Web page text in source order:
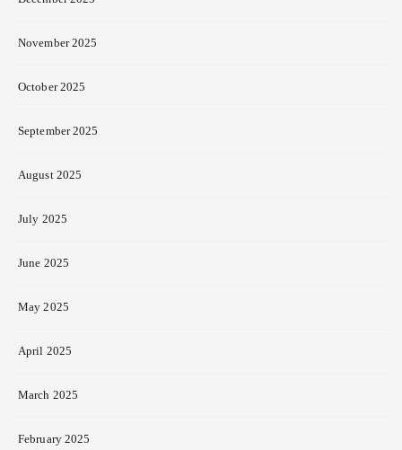
November 2025
October 2025
September 2025
August 2025
July 2025
June 2025
May 2025
April 2025
March 2025
February 2025